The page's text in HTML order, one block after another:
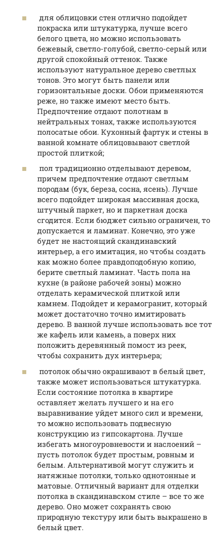
для облицовки стен отлично подойдет
покраска или штукатурка, лучше всего
белого цвета, но можно использовать
бежевый, светло-голубой, светло-серый или
другой спокойный оттенок. Также
используют натуральное дерево светлых
тонов. Это могут быть панели или
горизонтальные доски. Обои применяются
реже, но также имеют место быть.
Предпочтение отдают полотнам в
нейтральных тонах, также используются
полосатые обои. Кухонный фартук и стены в
ванной комнате облицовывают светлой
простой плиткой;
пол традиционно отделывают деревом,
причем предпочтение отдают светлым
породам (бук, береза, сосна, ясень). Лучше
всего подойдет широкая массивная доска,
штучный паркет, но и паркетная доска
сгодится. Если бюджет сильно ограничен, то
допускается и ламинат. Конечно, это уже
будет не настоящий скандинавский
интерьер, а его имитация, но чтобы создать
как можно более правдоподобную копию,
берите светлый ламинат. Часть пола на
кухне (в районе рабочей зоны) можно
отделать керамической плиткой или
камнем. Подойдет и керамогранит, который
может достаточно точно имитировать
дерево. В ванной лучше использовать все тот
же кафель или камень, а поверх них
положить деревянный помост из реек,
чтобы сохранить дух интерьера;
потолок обычно окрашивают в белый цвет,
также может использоваться штукатурка.
Если состояние потолка в квартире
оставляет желать лучшего и на его
выравнивание уйдет много сил и времени,
то можно использовать подвесную
конструкцию из гипсокартона. Лучше
избегать многоуровневости и наслоений –
пусть потолок будет простым, ровным и
белым. Альтернативой могут служить и
натяжные потолки, только однотонные и
матовые. Отличный вариант для отделки
потолка в скандинавском стиле – все то же
дерево. Оно может сохранять свою
природную текстуру или быть выкрашено в
белый цвет.